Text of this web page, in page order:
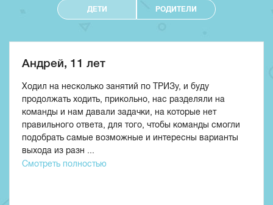
ДЕТИ РОДИТЕЛИ
Андрей, 11 лет
Ходил на несколько занятий по ТРИЗу, и буду
продолжать ходить, прикольно, нас разделяли на
команды и нам давали задачки, на которые нет
правильного ответа, для того, чтобы команды смогли
подобрать самые возможные и интересны варианты
выхода из разн ...
Смотреть полностью